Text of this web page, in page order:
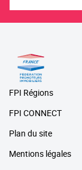
FPI Régions
FPI CONNECT
Plan du site
Mentions légales